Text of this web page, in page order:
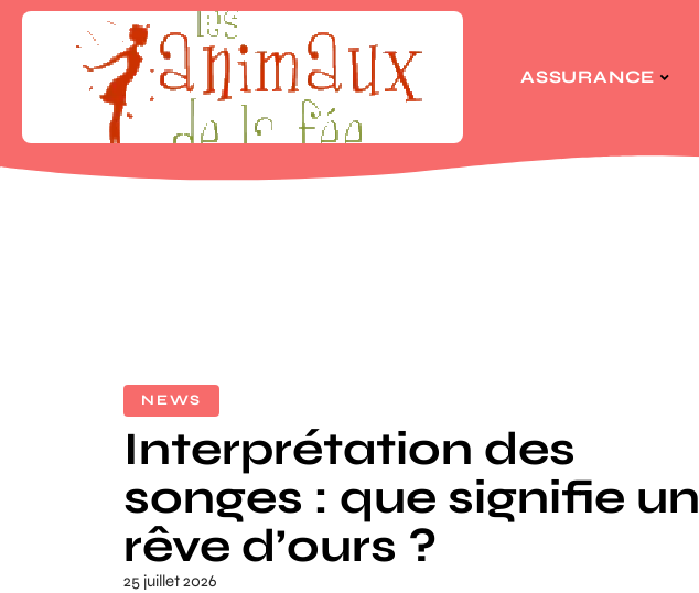
ASSURANCE
NEWS
Interprétation des
songes : que signifie un
rêve d’ours ?
25 juillet 2026